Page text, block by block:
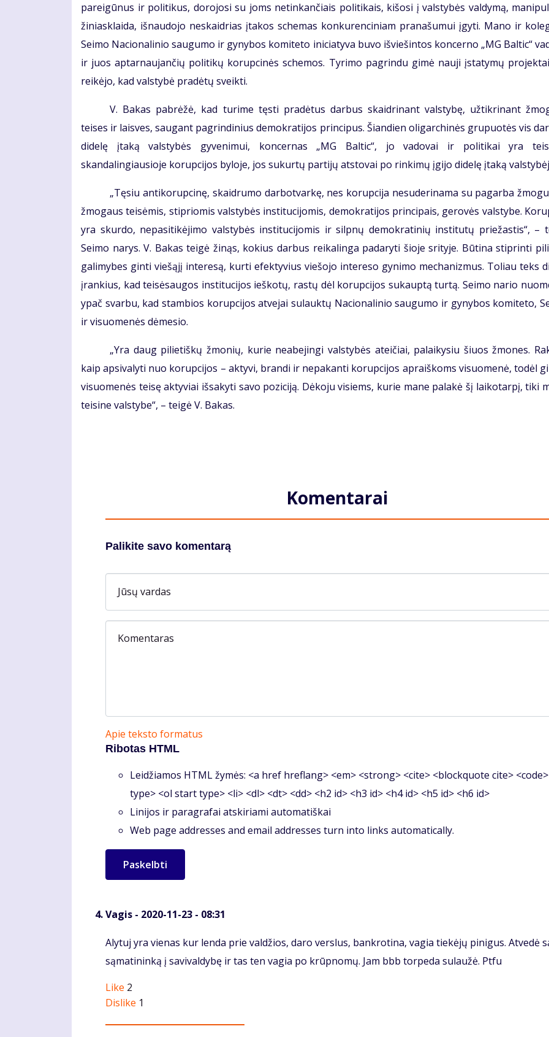
pareigūnus ir politikus, dorojosi su joms netinkančiais politikais, kišosi į valstybės valdymą,
žiniasklaida, išnaudojo neskaidrias įtakos schemas konkurenciniam pranašumui įgyti. Mano ir
Seimo Nacionalinio saugumo ir gynybos komiteto iniciatyva buvo išviešintos koncerno „MG Baltic“
ir juos aptarnaujančių politikų korupcinės schemos. Tyrimo pagrindu gimė nauji įstatymų
reikėjo, kad valstybė pradėtų sveikti.
V. Bakas pabrėžė, kad turime tęsti pradėtus darbus skaidrinant valstybę, užtikrinant
teises ir laisves, saugant pagrindinius demokratijos principus. Šiandien oligarchinės grupuotės vis
didelę įtaką valstybės gyvenimui, koncernas „MG Baltic“, jo vadovai ir politikai yra
skandalingiausioje korupcijos byloje, jos sukurtų partijų atstovai po rinkimų įgijo didelę įtaką
„Tęsiu antikorupcinę, skaidrumo darbotvarkę, nes korupcija nesuderinama su pagarba
žmogaus teisėmis, stipriomis valstybės institucijomis, demokratijos principais, gerovės valstybe.
yra skurdo, nepasitikėjimo valstybės institucijomis ir silpnų demokratinių institutų priežastis“, –
Seimo narys. V. Bakas teigė žinąs, kokius darbus reikalinga padaryti šioje srityje. Būtina stiprinti
galimybes ginti viešąjį interesą, kurti efektyvius viešojo intereso gynimo mechanizmus. Toliau teks
įrankius, kad teisėsaugos institucijos ieškotų, rastų dėl korupcijos sukauptą turtą. Seimo nario
ypač svarbu, kad stambios korupcijos atvejai sulauktų Nacionalinio saugumo ir gynybos komiteto,
ir visuomenės dėmesio.
„Yra daug pilietiškų žmonių, kurie neabejingi valstybės ateičiai, palaikysiu šiuos žmones.
kaip apsivalyti nuo korupcijos – aktyvi, brandi ir nepakanti korupcijos apraiškoms visuomenė, todėl
visuomenės teisę aktyviai išsakyti savo poziciją. Dėkoju visiems, kurie mane palakė šį laikotarpį, tiki
teisine valstybe“, – teigė V. Bakas.
Komentarai
Palikite savo komentarą
Jūsų vardas
Komentaras
Apie teksto formatus
Ribotas HTML
Leidžiamos HTML žymės: <a href hreflang> <em> <strong> <cite> <blockquote cite>
type> <ol start type> <li> <dl> <dt> <dd> <h2 id> <h3 id> <h4 id> <h5 id> <h6 id>
Linijos ir paragrafai atskiriami automatiškai
Web page addresses and email addresses turn into links automatically.
Vagis - 2020-11-23 - 08:31
Komentaras
Alytuj yra vienas kur lenda prie valdžios, daro verslus, bankrotina, vagia tiekėjų pinigus. Atvedė
sąmatininką į savivaldybę ir tas ten vagia po krūpnomų. Jam bbb torpeda sulaužė. Ptfu
Like 2
Dislike 1